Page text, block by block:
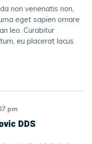
non venenatis non,
eget sapien ornare
leo. Curabitur
eu placerat lacus
pm
DDS